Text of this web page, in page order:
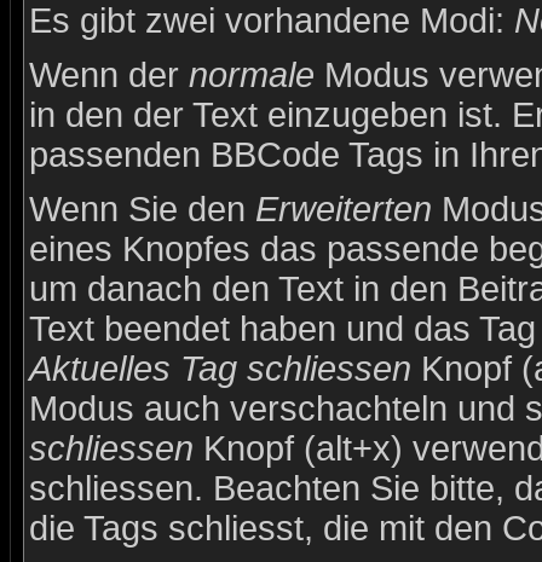
Es gibt zwei vorhandene Modi:
Wenn der normale Modus
in den der Text einzugeben ist.
passenden BBCode Tags in
Wenn Sie den Erweiterten
eines Knopfes das passende
um danach den Text in den
Text beendet haben und das
Aktuelles Tag schliessen Knopf
Modus auch verschachteln und
schliessen Knopf (alt+x)
schliessen. Beachten Sie bitte,
die Tags schliesst, die mit den